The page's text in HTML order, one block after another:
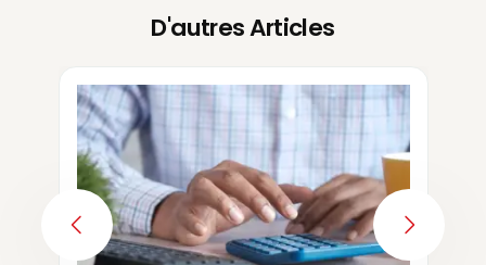
D'autres Articles
PREVIOUS